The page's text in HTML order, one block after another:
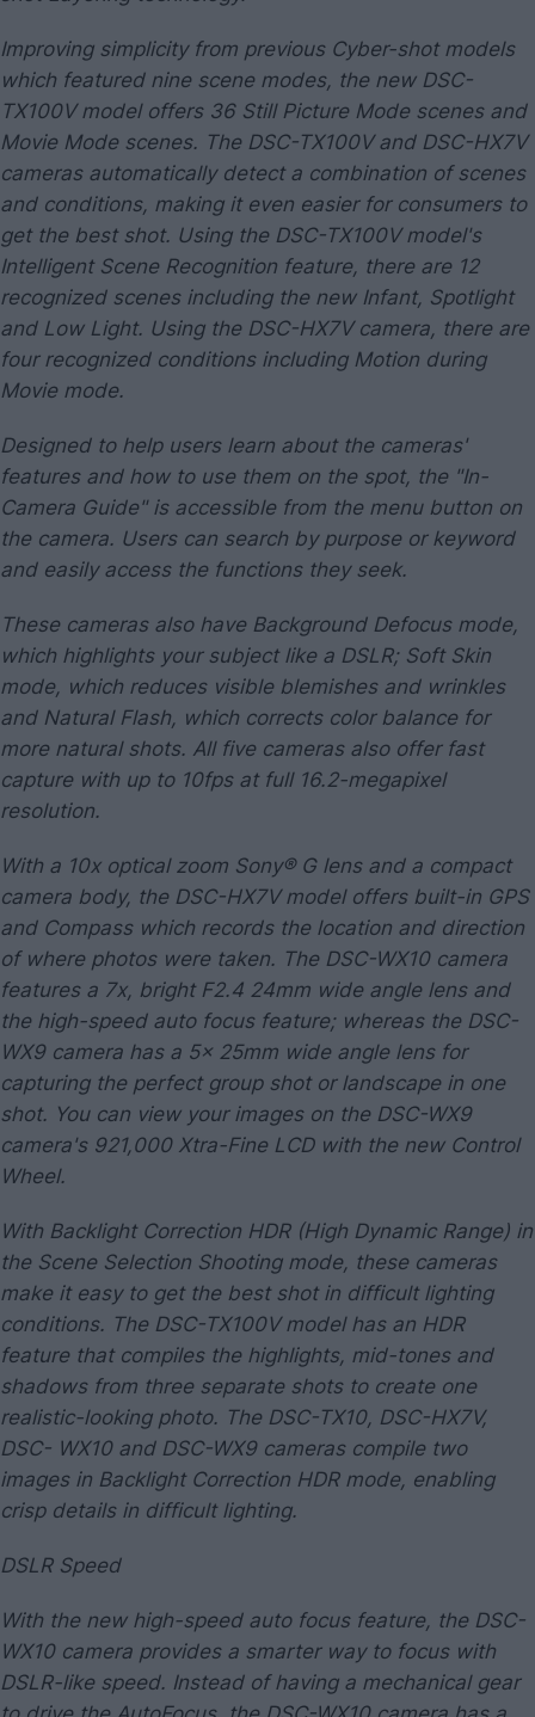
Improving simplicity from previous Cyber-shot models
which featured nine scene modes, the new DSC-
TX100V model offers 36 Still Picture Mode scenes and
Movie Mode scenes. The DSC-TX100V and DSC-HX7V
cameras automatically detect a combination of scenes
and conditions, making it even easier for consumers to
get the best shot. Using the DSC-TX100V model's
Intelligent Scene Recognition feature, there are 12
recognized scenes including the new Infant, Spotlight
and Low Light. Using the DSC-HX7V camera, there are
four recognized conditions including Motion during
Movie mode.
Designed to help users learn about the cameras'
features and how to use them on the spot, the "In-
Camera Guide" is accessible from the menu button on
the camera. Users can search by purpose or keyword
and easily access the functions they seek.
These cameras also have Background Defocus mode,
which highlights your subject like a DSLR; Soft Skin
mode, which reduces visible blemishes and wrinkles
and Natural Flash, which corrects color balance for
more natural shots. All five cameras also offer fast
capture with up to 10fps at full 16.2-megapixel
resolution.
With a 10x optical zoom Sony® G lens and a compact
camera body, the DSC-HX7V model offers built-in GPS
and Compass which records the location and direction
of where photos were taken. The DSC-WX10 camera
features a 7x, bright F2.4 24mm wide angle lens and
the high-speed auto focus feature; whereas the DSC-
WX9 camera has a 5x 25mm wide angle lens for
capturing the perfect group shot or landscape in one
shot. You can view your images on the DSC-WX9
camera's 921,000 Xtra-Fine LCD with the new Control
Wheel.
With Backlight Correction HDR (High Dynamic Range) in
the Scene Selection Shooting mode, these cameras
make it easy to get the best shot in difficult lighting
conditions. The DSC-TX100V model has an HDR
feature that compiles the highlights, mid-tones and
shadows from three separate shots to create one
realistic-looking photo. The DSC-TX10, DSC-HX7V,
DSC- WX10 and DSC-WX9 cameras compile two
images in Backlight Correction HDR mode, enabling
crisp details in difficult lighting.
DSLR Speed
With the new high-speed auto focus feature, the DSC-
WX10 camera provides a smarter way to focus with
DSLR-like speed. Instead of having a mechanical gear